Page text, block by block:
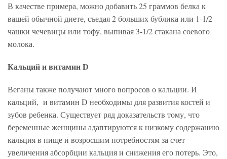
В качестве примера, можно добавить 25 граммов белка к
вашей обычной диете, съедая 2 больших бублика или 1-1/2
чашки чечевицы или тофу, выпивая 3-1/2 стакана соевого
молока.
Кальций и витамин D
Веганы также получают много вопросов о кальции. И
кальций, и витамин D необходимы для развития костей и
зубов ребенка. Существует ряд доказательств тому, что
беременные женщины адаптируются к низкому содержанию
кальция в пище и возросшим потребностям за счет
увеличения абсорбции кальция и снижения его потерь. Это,